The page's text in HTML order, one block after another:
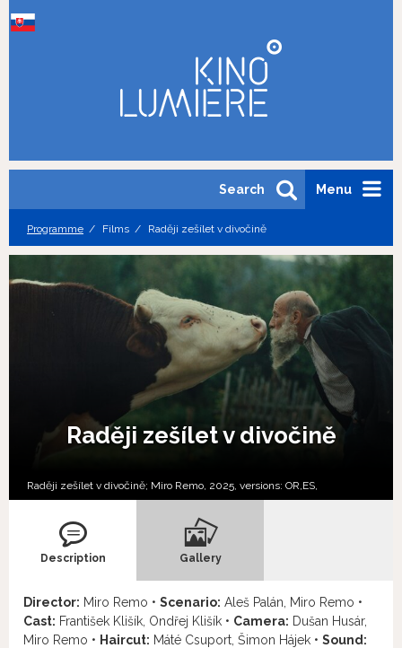
Menu
Search
Programme Films Raději zešílet v divočině
Raději zešílet v divočině
Raději zešílet v divočině; Miro Remo, 2025, versions: OR, ES,
Description Gallery
Director: Miro Remo • Scenario: Aleš Palán, Miro Remo •
Cast: František Klišík, Ondřej Klišík • Camera: Dušan Husár,
Miro Remo • Haircut: Máté Csuport, Šimon Hájek • Sound: